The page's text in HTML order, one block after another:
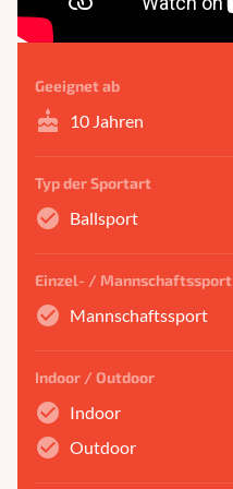
Geeignet ab
cake 10 Jahren
Typ der Sportart
check_circle Ballsport
Einzel- / Mannschaftssport
check_circle Mannschaftssport
Indoor / Outdoor
check_circle Indoor
check_circle Outdoor